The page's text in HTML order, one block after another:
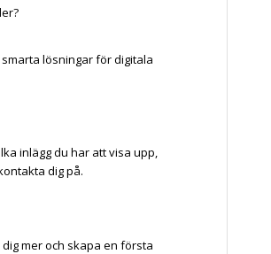
lösningar för digitala
inlägg du har att visa upp,
dig på.
mer och skapa en första